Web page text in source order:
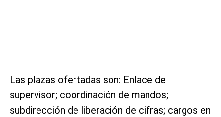
Las plazas ofertadas son: Enlace de
supervisor; coordinación de mandos;
subdirección de liberación de cifras; cargos en